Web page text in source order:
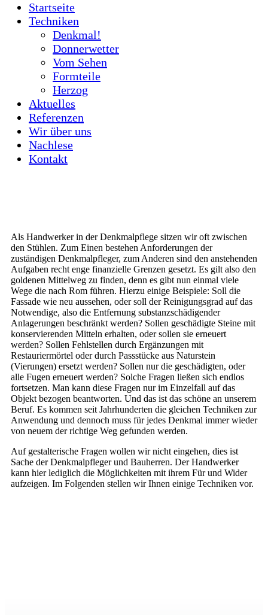
Startseite
Techniken
Denkmal!
Donnerwetter
Vom Sehen
Formteile
Herzog
Aktuelles
Referenzen
Wir über uns
Nachlese
Kontakt
Als Handwerker in der Denkmalpflege sitzen wir oft zwischen
den Stühlen. Zum Einen bestehen Anforderungen der
zuständigen Denkmalpfleger, zum Anderen sind den anstehenden
Aufgaben recht enge finanzielle Grenzen gesetzt. Es gilt also den
goldenen Mittelweg zu finden, denn es gibt nun einmal viele
Wege die nach Rom führen. Hierzu einige Beispiele: Soll die
Fassade wie neu aussehen, oder soll der Reinigungsgrad auf das
Notwendige, also die Entfernung substanzschädigender
Anlagerungen beschränkt werden? Sollen geschädigte Steine mit
konservierenden Mitteln erhalten, oder sollen sie erneuert
werden? Sollen Fehlstellen durch Ergänzungen mit
Restauriermörtel oder durch Passstücke aus Naturstein
(Vierungen) ersetzt werden? Sollen nur die geschädigten, oder
alle Fugen erneuert werden? Solche Fragen ließen sich endlos
fortsetzen. Man kann diese Fragen nur im Einzelfall auf das
Objekt bezogen beantworten. Und das ist das schöne an unserem
Beruf. Es kommen seit Jahrhunderten die gleichen Techniken zur
Anwendung und dennoch muss für jedes Denkmal immer wieder
von neuem der richtige Weg gefunden werden.
Auf gestalterische Fragen wollen wir nicht eingehen, dies ist
Sache der Denkmalpfleger und Bauherren. Der Handwerker
kann hier lediglich die Möglichkeiten mit ihrem Für und Wider
aufzeigen. Im Folgenden stellen wir Ihnen einige Techniken vor.